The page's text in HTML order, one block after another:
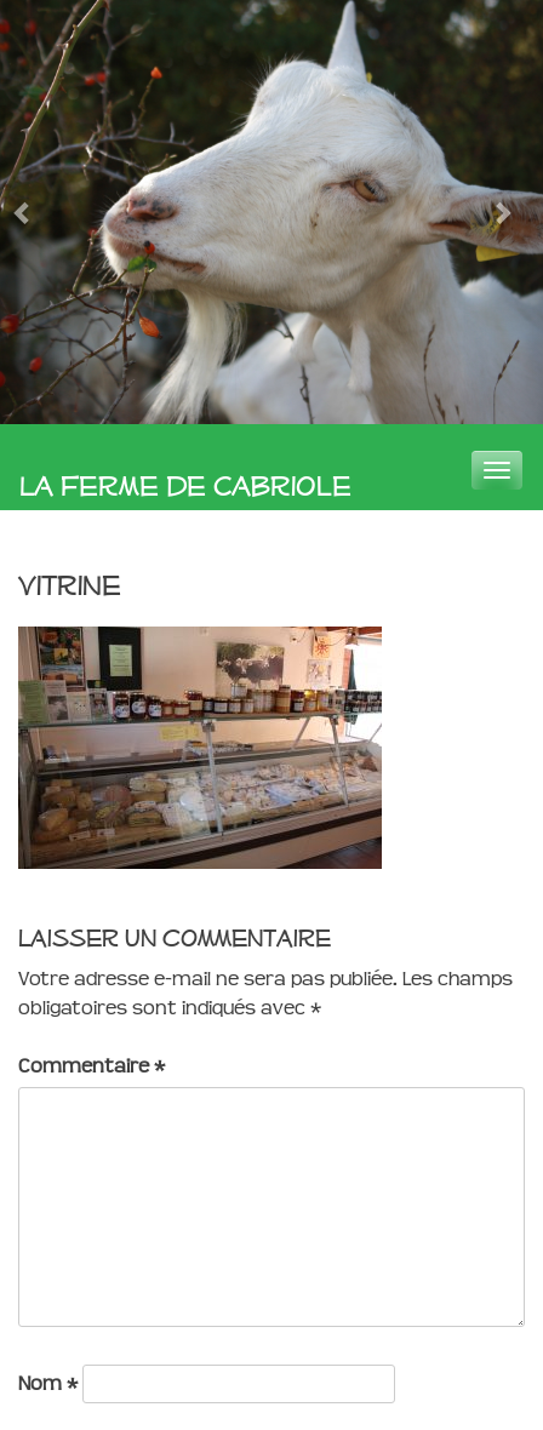
La Ferme de Cabriole
Toggle
vitrine
Laisser un commentaire
Votre adresse e-mail ne sera pas publiée. Les champs
obligatoires sont indiqués avec *
Commentaire*
Nom *